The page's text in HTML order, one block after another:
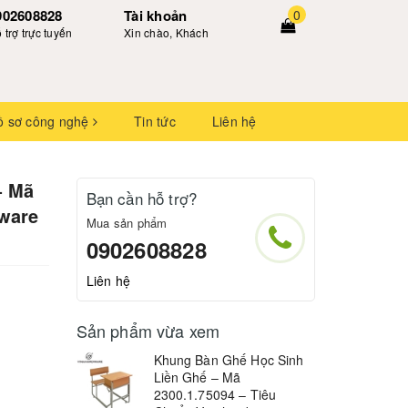
trợ trực tuyến
Tài khoản
Xin chào, Khách
0
sơ công nghệ Tin tức Liên hệ
Mã
Bạn cần hỗ trợ?
Mua sản phẩm
0902608828
Liên hệ
Sản phẩm vừa xem
Khung Bàn Ghế Học Sinh
Liền Ghế – Mã
2300.1.75094 – Tiêu